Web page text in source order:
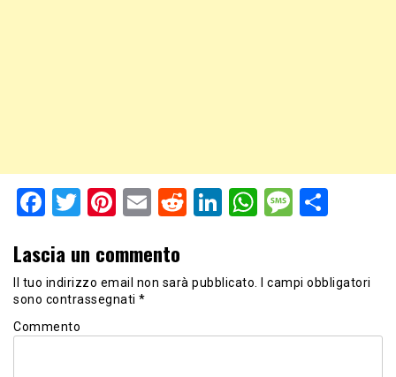
Facebook
Twitter
Pinterest
EmailRedditLinkedIn
WhatsApp
Lascia un commento
Il tuo indirizzo email non sarà pubblicato. I campi obbligatori
sono contrassegnati *
Commento